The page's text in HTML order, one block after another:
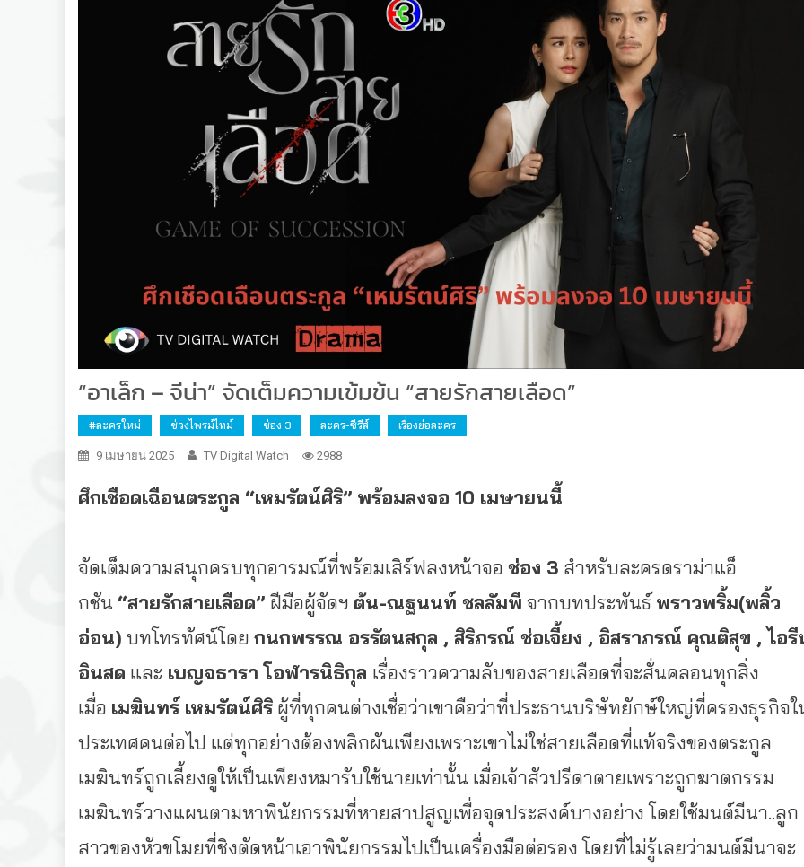
“อาเล็ก – จีน่า” จัดเต็มความเข้มข้น “สายรักสายเลือด”
#ละครใหม่ ช่วงไพรม์ไทม์ ช่อง 3 ละคร-ซีรีส์ เรื่องย่อละคร
9 เมษายน 2025 TV Digital Watch 2988
ศึกเชือดเฉือนตระกูล “เหมรัตน์ศิริ” พร้อมลงจอ 10 เมษายนนี้
จัดเต็มความสนุกครบทุกอารมณ์ที่พร้อมเสิร์ฟลงหน้าจอ ช่อง 3 สำหรับละครดราม่าแอ็
กชัน “สายรักสายเลือด” ฝีมือผู้จัดฯ ต้น-ณฐนนท์ ชลลัมพี จากบทประพันธ์พราวพริ้ม(พลิ้ว
อ่อน) บทโทรทัศน์โดย กนกพรรณ อรรัตนสกุล , สิริภรณ์ ช่อเจี้ยง , อิสราภรณ์ คุณติสุข , ไอรี
อินสด และ เบญจธารา โอฬารนิธิกุล เรื่องราวความลับของสายเลือดที่จะสั่นคลอนทุกสิ่ง
เมื่อ เมฆินทร์ เหมรัตน์ศิริ ผู้ที่ทุกคนต่างเชื่อว่าเขาคือว่าที่ประธานบริษัทยักษ์ใหญ่ที่ครองธุรกิจใ
ประเทศคนต่อไป แต่ทุกอย่างต้องพลิกผันเพียงเพราะเขาไม่ใช่สายเลือดที่แท้จริงของตระกูล
เมฆินทร์ถูกเลี้ยงดูให้เป็นเพียงหมารับใช้นายเท่านั้น เมื่อเจ้าสัวปรีดาตายเพราะถูกฆาตกรรม
เมฆินทร์วางแผนตามหาพินัยกรรมที่หายสาปสูญเพื่อจุดประสงค์บางอย่าง โดยใช้มนต์มีนา..ลูก
สาวของหัวขโมยที่ชิงตัดหน้าเอาพินัยกรรมไปเป็นเครื่องมือต่อรอง โดยที่ไม่รู้เลยว่ามนต์มีนาจะ